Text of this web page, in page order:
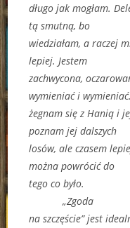
długo jak mogłam.
tą smutną, bo
wiedziałam, a raczej
lepiej. Jestem
zachwycona,
wymieniać i
żegnam się z Hanią i
poznam jej dalszych
losów, ale czasem
można powrócić do
tego co było.
„Zgoda
na szczęście” jest